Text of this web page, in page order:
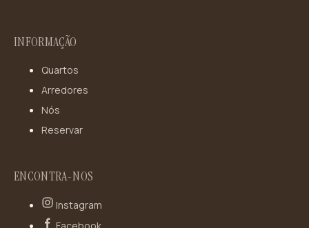
INFORMAÇÃO
Quartos
Arredores
Nós
Reservar
ENCONTRA-NOS
Instagram